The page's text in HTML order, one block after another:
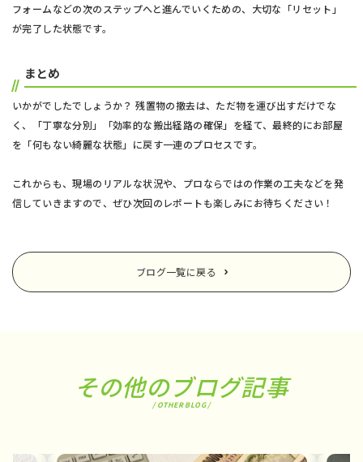
フォームなどの次のステップへと進んでいくための、大切な「リセット」
が完了した状態です。
まとめ
いかがでしたでしょうか？ 残置物の撤去は、ただ物を運び出すだけでな
く、「丁寧な分別」「効率的な搬出経路の確保」を経て、最終的にお部屋
を「何もない綺麗な状態」に戻す一連のプロセスです。
これからも、現場のリアルな状況や、プロならではの作業の工夫などを発
信していきますので、ぜひ次回のレポートも楽しみにお待ちください！
ブログ一覧に戻る
その他のブログ記事
/ OTHER BLOG /